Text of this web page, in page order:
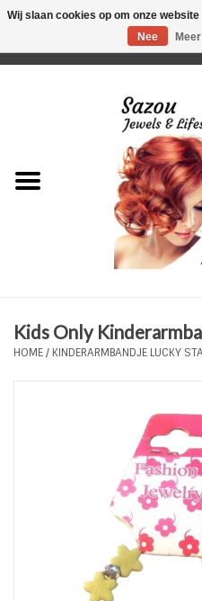
Just for Him
Plus Size Sieraden
Kids Only
HOME/ KINDERARMBANDJE LUCKY
Wij slaan cookies op om onze
Nee